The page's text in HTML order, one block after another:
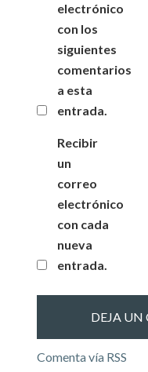
electrónico
con los
siguientes
comentarios
a esta
entrada.
Recibir
un
correo
electrónico
con cada
nueva
entrada.
Comenta vía RSS